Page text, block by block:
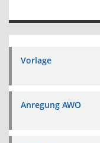
Vorlage
Anregung AWO